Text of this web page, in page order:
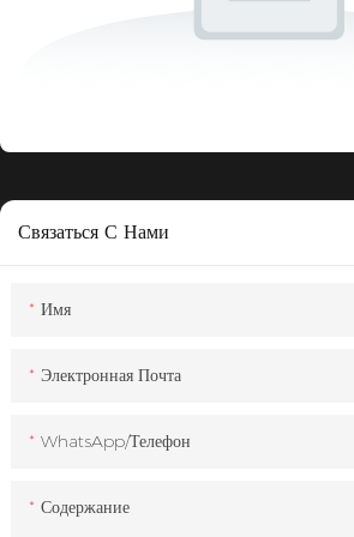
Связаться С Нами
Имя
Электронная Почта
WhatsApp/телефон
Содержание